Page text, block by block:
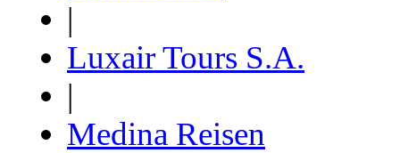
|
Luxair Tours S.A.
|
Medina Reisen